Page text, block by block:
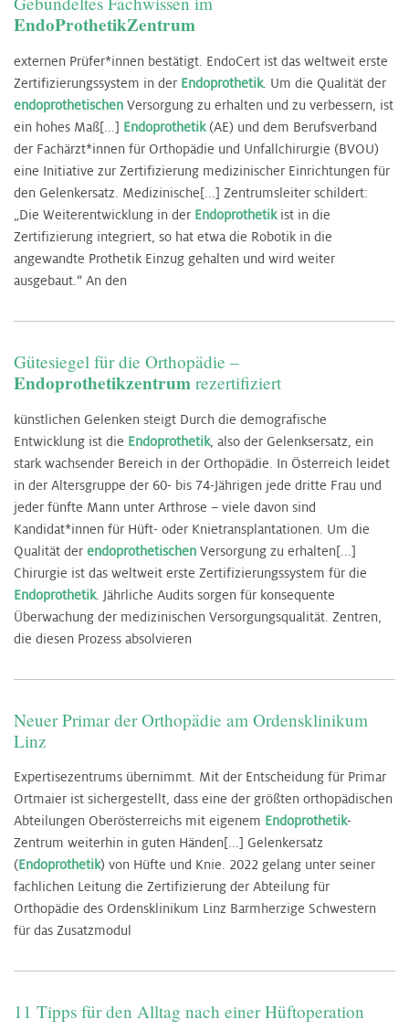
EndoProthetikZentrum
externen Prüfer*innen bestätigt. EndoCert ist das weltweit erste
Zertifizierungssystem in der Endoprothetik. Um die Qualität der
endoprothetischen Versorgung zu erhalten und zu verbessern, ist
ein hohes Maß[...] Endoprothetik(AE) und dem Berufsverband
der Fachärzt*innen für Orthopädie und Unfallchirurgie (BVOU)
eine Initiative zur Zertifizierung medizinischer Einrichtungen für
den Gelenkersatz. Medizinische[...] Zentrumsleiter schildert:
„Die Weiterentwicklung in der Endoprothetikist in die
Zertifizierung integriert, so hat etwa die Robotik in die
angewandte Prothetik Einzug gehalten und wird weiter
ausgebaut.“ An den
Gütesiegel für die Orthopädie –
Endoprothetikzentrum rezertifiziert
künstlichen Gelenken steigt Durch die demografische
Entwicklung ist die Endoprothetik, also der Gelenksersatz, ein
stark wachsender Bereich in der Orthopädie. In Österreich leidet
in der Altersgruppe der 60- bis 74-Jährigen jede dritte Frau und
jeder fünfte Mann unter Arthrose – viele davon sind
Kandidat*innen für Hüft- oder Knietransplantationen. Um die
Qualität der endoprothetischen Versorgung zu erhalten[...]
Chirurgie ist das weltweit erste Zertifizierungssystem für die
Endoprothetik. Jährliche Audits sorgen für konsequente
Überwachung der medizinischen Versorgungsqualität. Zentren,
die diesen Prozess absolvieren
Neuer Primar der Orthopädie am Ordensklinikum
Linz
Expertisezentrums übernimmt. Mit der Entscheidung für Primar
Ortmaier ist sichergestellt, dass eine der größten orthopädischen
Abteilungen Oberösterreichs mit eigenem Endoprothetik-
Zentrum weiterhin in guten Händen[...] Gelenkersatz
(Endoprothetik) von Hüfte und Knie. 2022 gelang unter seiner
fachlichen Leitung die Zertifizierung der Abteilung für
Orthopädie des Ordensklinikum Linz Barmherzige Schwestern
für das Zusatzmodul
11 Tipps für den Alltag nach einer Hüftoperation